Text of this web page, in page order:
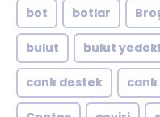
bot botlar
bulut bulut
canlı destek